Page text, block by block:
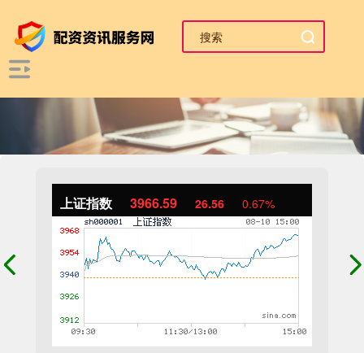
上证指数 3966.59 26.56 0.67%